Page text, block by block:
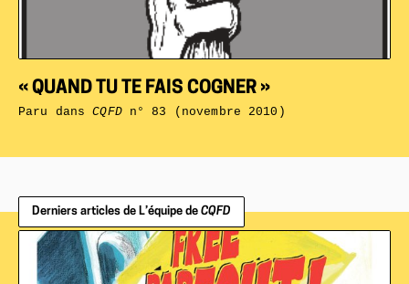
« QUAND TU TE FAIS COGNER »
Paru dansCQFDn° 83 (novembre 2010)
Derniers articles de L’équipe de CQFD